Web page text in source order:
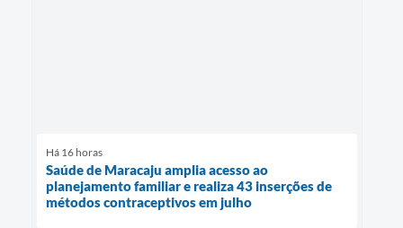
Há 16 horas
Saúde de Maracaju amplia acesso ao
planejamento familiar e realiza 43 inserções de
métodos contraceptivos em julho